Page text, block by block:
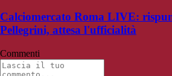
Calciomercato Roma LIVE:
Pellegrini, attesa l'ufficialità
Commenti